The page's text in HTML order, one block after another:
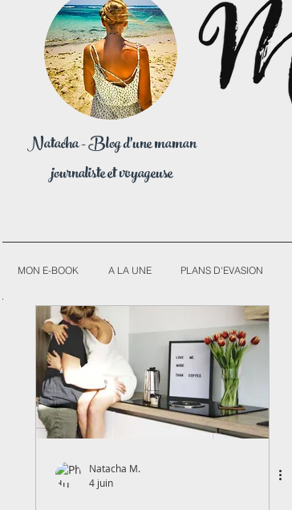
Natacha - Blog d'une maman
journaliste et voyageuse
MON E-BOOK A LA UNE PLANS D'EVASION
Natacha M.
4 juin